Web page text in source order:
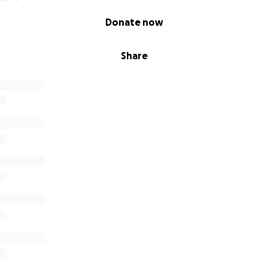
Share
Donate now